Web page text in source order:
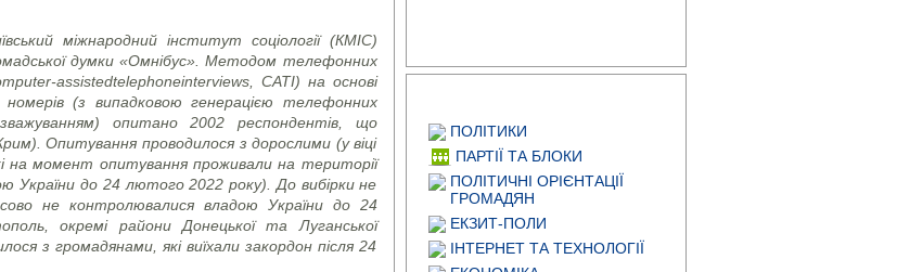
міжнародний інститут соціології (КМІС)
думки «Омнібус». Методом телефонних
-assistedtelephoneinterviews, CATI) на основі
номерів (з випадковою генерацією телефонних
опитано 2002 респондентів, що
Опитування проводилося з дорослими (у віці
на момент опитування проживали на території
України до 24 лютого 2022 року). До вибірки не
не контролювалися владою України до 24
окремі райони Донецької та Луганської
з громадянами, які виїхали закордон після 24
ПОЛІТИКИ
ПАРТІЇ ТА БЛОКИ
ПОЛІТИЧНІ ОРІЄНТАЦІЇ
ГРОМАДЯН
ЕКЗИТ-ПОЛИ
ІНТЕРНЕТ ТА ТЕХНОЛОГІЇ